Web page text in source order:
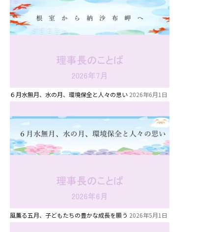
６月水無月、水の月、環境保全と人々の思い 2026年6月1日
風薫る五月、子どもたちの豊かな成長を願う 2026年5月1日
お知らせ